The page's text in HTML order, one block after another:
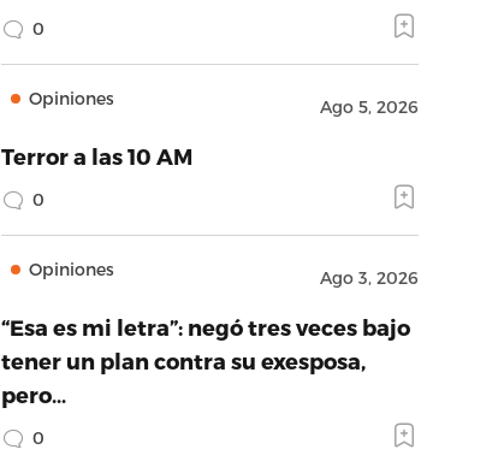
0
Opiniones Ago 5, 2026
Terror a las 10 AM
0
Opiniones Ago 3, 2026
“Esa es mi letra”: negó tres veces bajo
tener un plan contra su exesposa,
pero…
0